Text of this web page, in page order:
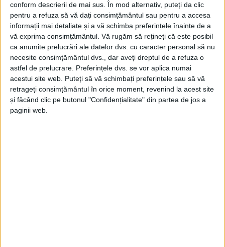
conform descrierii de mai sus. În mod alternativ, puteți da clic
pentru a refuza să vă dați consimțământul sau pentru a accesa
informații mai detaliate și a vă schimba preferințele înainte de a
vă exprima consimțământul. Vă rugăm să rețineți că este posibil
ca anumite prelucrări ale datelor dvs. cu caracter personal să nu
necesite consimțământul dvs., dar aveți dreptul de a refuza o
astfel de prelucrare. Preferințele dvs. se vor aplica numai
acestui site web. Puteți să vă schimbați preferințele sau să vă
retrageți consimțământul în orice moment, revenind la acest site
și făcând clic pe butonul "Confidențialitate" din partea de jos a
paginii web.
compus din preşedinte, 7 vicepreşedinţi, 1 secretar, 1
trezorier şi 15 membri. Pentru şefia filialei vor
candida Alexandru Băişanu şi primarul comunei
Dumbrăveni, Ioan Pavăl. Alegerile de la PNL Suceava
vor avea loc sîmbătă, în Sala Mare a Casei de
Cultură. Scrutinul va fi supervizat de liderul PNL,
Crin Antonescu. El va fi însoţit de primarul Bacăului,
Romeo Stavarache, care îi va coordona campania
pentru prezidenţiale, de fostul ministru de Finanţe,